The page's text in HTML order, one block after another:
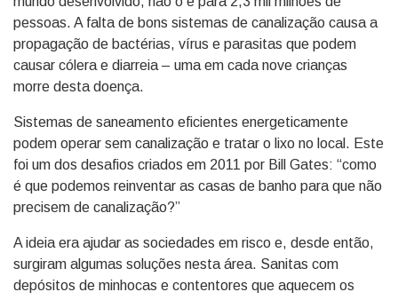
pessoas. A falta de bons sistemas de canalização causa a
propagação de bactérias, vírus e parasitas que podem
causar cólera e diarreia – uma em cada nove crianças
morre desta doença.
Sistemas de saneamento eficientes energeticamente
podem operar sem canalização e tratar o lixo no local. Este
foi um dos desafios criados em 2011 por Bill Gates: “como
é que podemos reinventar as casas de banho para que não
precisem de canalização?”
A ideia era ajudar as sociedades em risco e, desde então,
surgiram algumas soluções nesta área. Sanitas com
depósitos de minhocas e contentores que aquecem os